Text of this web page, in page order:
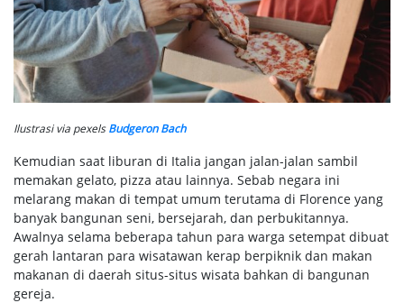
Ilustrasi via pexelsBudgeron Bach
Kemudian saat liburan di Italia jangan jalan-jalan sambil
memakan gelato, pizza atau lainnya. Sebab negara ini
melarang makan di tempat umum terutama di Florence yang
banyak bangunan seni, bersejarah, dan perbukitannya.
Awalnya selama beberapa tahun para warga setempat dibuat
gerah lantaran para wisatawan kerap berpiknik dan makan
makanan di daerah situs-situs wisata bahkan di bangunan
gereja.